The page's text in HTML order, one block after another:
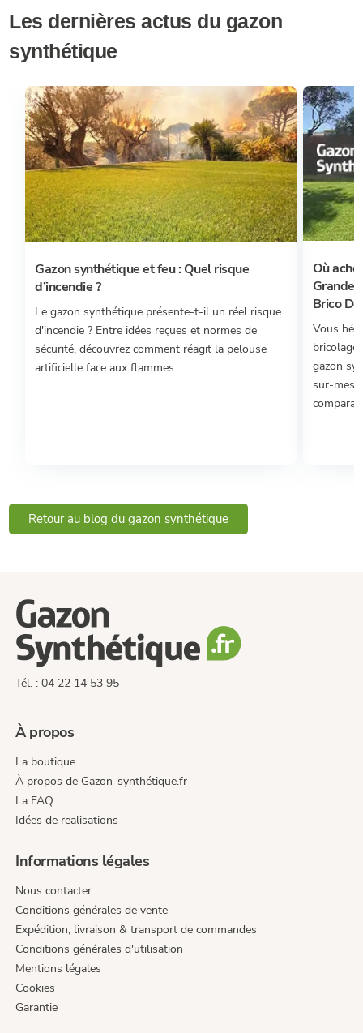
Les dernières actus du gazon
synthétique
Gazon synthétique et feu : Quel risque
d’incendie ?
Le gazon synthétique présente-t-il un réel risque
d'incendie ? Entre idées reçues et normes de
sécurité, découvrez comment réagit la pelouse
artificielle face aux flammes
Où
Brico
Vous
bricolage
gazon
sur-
Retour au blog du gazon synthétique
Tél. : 04 22 14 53 95
À propos
La boutique
À propos de Gazon-synthétique.fr
La FAQ
Idées de realisations
Informations légales
Nous contacter
Conditions générales de vente
Expédition, livraison & transport de commandes
Conditions générales d'utilisation
Mentions légales
Cookies
Garantie